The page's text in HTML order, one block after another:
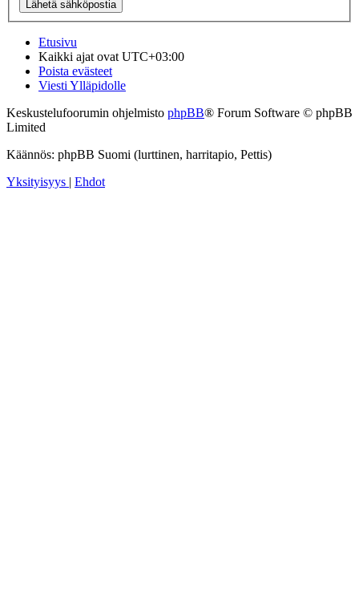
Etusivu
Kaikki ajat ovatUTC+03:00
Poista evästeet
Viesti Ylläpidolle
Keskustelufoorumin ohjelmisto phpBB® Forum Software © phpBB
Limited
Käännös: phpBB Suomi (lurttinen, harritapio, Pettis)
Yksityisyys
Ehdot